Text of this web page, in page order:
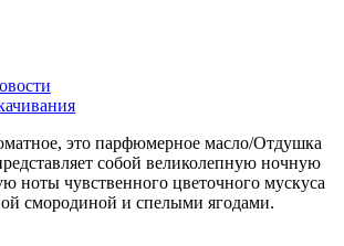
это парфюмерное масло/Отдушка
собой великолепную ночную
ноты чувственного цветочного мускуса
смородиной и спелыми ягодами.